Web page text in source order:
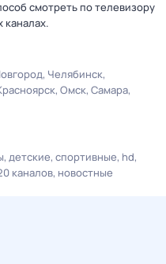
смотреть по телевизору
Челябинск
Омск Самара
детские спортивные hd
каналов новостные